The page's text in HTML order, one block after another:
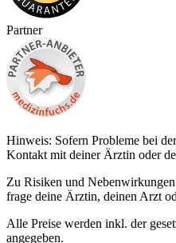
Partner
Hinweis: Sofern Probleme bei
Kontakt mit deiner Ärztin oder
Zu Risiken und
frage deine Ärztin, deinen Arzt
Alle Preise werden inkl. der
angegeben.